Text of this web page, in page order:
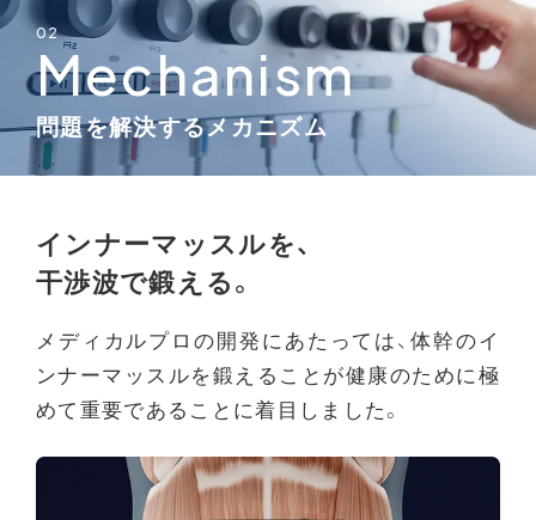
02
Mechanism
問題を解決するメカニズム
インナーマッスルを、
干渉波で鍛える。
メディカルプロの開発にあたっては、体幹のイ
ンナーマッスルを鍛えることが健康のために極
めて重要であることに着目しました。